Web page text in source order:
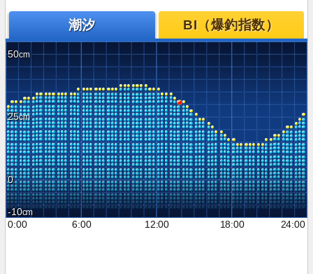
潮汐 BI（爆釣指数）
50
25
0
-10
0:00
6:00 12:00 18:00 24:00